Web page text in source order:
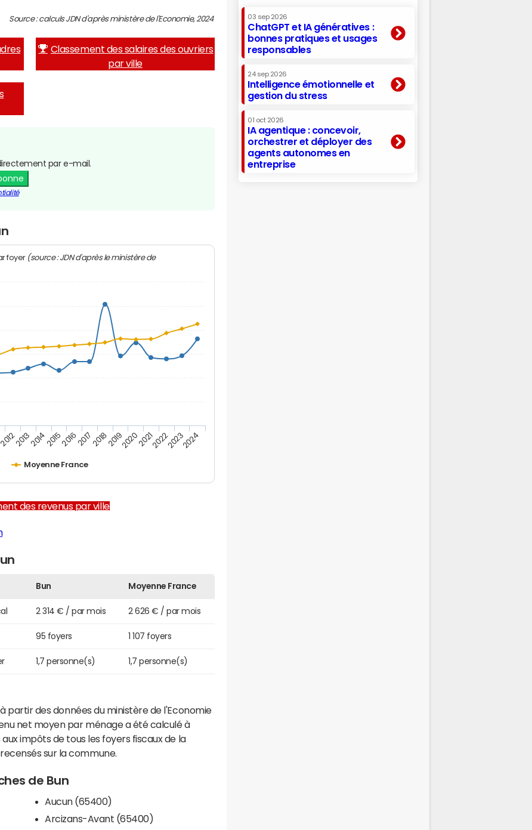
Source : calculs JDN d'après ministère de l'Economie, 2024
Classement des salaires des ouvriers
par ville
par e-mail.
foyer (source : JDN d'après le ministère de
Moyenne France
201320142015201620172018201920202021202220232024
des revenus par ville
Bun Moyenne France
2 314 € / par mois 2 626 € / par mois
95 foyers 1 107 foyers
1,7 personne(s) 1,7 personne(s)
partir des données du ministère de l'Economie
net moyen par ménage a été calculé à
impôts de tous les foyers fiscaux de la
sur la commune.
de Bun
Aucun (65400)
Arcizans-Avant (65400)
03 sep 2026
ChatGPT et IA génératives :
bonnes pratiques et usages
responsables
24 sep 2026
Intelligence émotionnelle et
gestion du stress
01 oct 2026
IA agentique : concevoir,
orchestrer et déployer des
agents autonomes en
entreprise